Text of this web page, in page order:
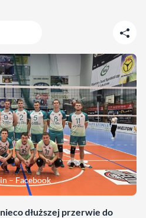
– Facebook
dłuższej przerwie do